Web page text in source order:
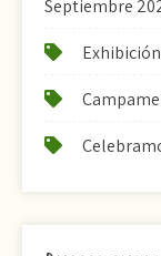
Septiembre